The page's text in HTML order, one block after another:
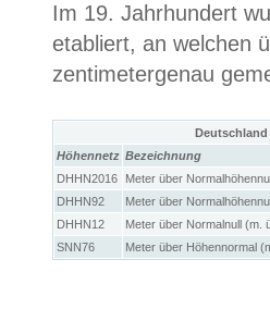
Im 19. Jahrhundert
etabliert, an welchen
zentimetergenau
Höhennetz Bezeichnung
DHHN2016
Meter über
DHHN92
Meter über
DHHN12
Meter über Normalnull (m.
SNN76
Meter über Höhennormal